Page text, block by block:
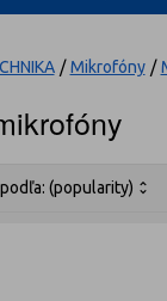
/ Mikrofóny /
(popularity)